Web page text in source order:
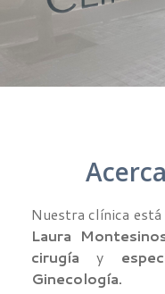
Nuestra clínica
Laura
cirugía y
Ginecología.